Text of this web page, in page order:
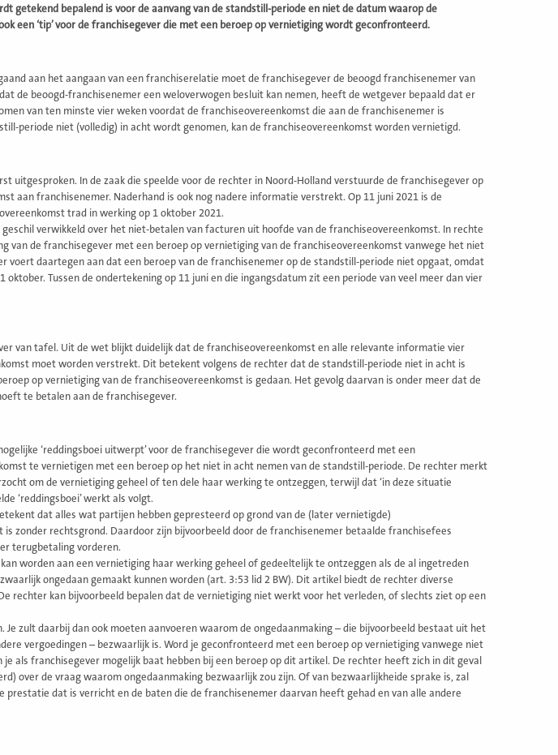
getekend bepalend is voor de aanvang van de standstill-periode en niet de datum waarop de
een ‘tip’ voor de franchisegever die met een beroep op vernietiging wordt geconfronteerd.
aan het aangaan van een franchiserelatie moet de franchisegever de beoogd franchisenemer van
de beoogd-franchisenemer een weloverwogen besluit kan nemen, heeft de wetgever bepaald dat er
van ten minste vier weken voordat de franchiseovereenkomst die aan de franchisenemer is
periode niet (volledig) in acht wordt genomen, kan de franchiseovereenkomst worden vernietigd.
uitgesproken. In de zaak die speelde voor de rechter in Noord-Holland verstuurde de franchisegever op
aan franchisenemer. Naderhand is ook nog nadere informatie verstrekt. Op 11 juni 2021 is de
trad in werking op 1 oktober 2021.
geschil verwikkeld over het niet-betalen van facturen uit hoofde van de franchiseovereenkomst. In rechte
van de franchisegever met een beroep op vernietiging van de franchiseovereenkomst vanwege het niet
voert daartegen aan dat een beroep van de franchisenemer op de standstill-periode niet opgaat, omdat
Tussen de ondertekening op 11 juni en die ingangsdatum zit een periode van veel meer dan vier
van tafel. Uit de wet blijkt duidelijk dat de franchiseovereenkomst en alle relevante informatie vier
moet worden verstrekt. Dit betekent volgens de rechter dat de standstill-periode niet in acht is
op vernietiging van de franchiseovereenkomst is gedaan. Het gevolg daarvan is onder meer dat de
te betalen aan de franchisegever.
‘reddingsboei uitwerpt’ voor de franchisegever die wordt geconfronteerd met een
te vernietigen met een beroep op het niet in acht nemen van de standstill-periode. De rechter merkt
om de vernietiging geheel of ten dele haar werking te ontzeggen, terwijl dat ‘in deze situatie
‘reddingsboei’ werkt als volgt.
dat alles wat partijen hebben gepresteerd op grond van de (later vernietigde)
zonder rechtsgrond. Daardoor zijn bijvoorbeeld door de franchisenemer betaalde franchisefees
terugbetaling vorderen.
worden aan een vernietiging haar werking geheel of gedeeltelijk te ontzeggen als de al ingetreden
ongedaan gemaakt kunnen worden (art. 3:53 lid 2 BW). Dit artikel biedt de rechter diverse
rechter kan bijvoorbeeld bepalen dat de vernietiging niet werkt voor het verleden, of slechts ziet op een
zult daarbij dan ook moeten aanvoeren waarom de ongedaanmaking – die bijvoorbeeld bestaat uit het
vergoedingen – bezwaarlijk is. Word je geconfronteerd met een beroep op vernietiging vanwege niet
als franchisegever mogelijk baat hebben bij een beroep op dit artikel. De rechter heeft zich in dit geval
over de vraag waarom ongedaanmaking bezwaarlijk zou zijn. Of van bezwaarlijkheide sprake is, zal
prestatie dat is verricht en de baten die de franchisenemer daarvan heeft gehad en van alle andere